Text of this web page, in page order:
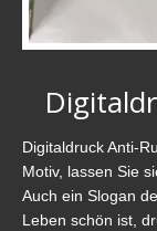
Digitaldruck Anti-
Motiv, lassen Sie
Auch ein Slogan
Leben schön ist,